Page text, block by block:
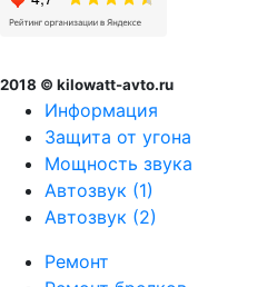
2018 © kilowatt-avto.ru
Информация
Защита от угона
Мощность звука
Автозвук (1)
Автозвук (2)
Ремонт